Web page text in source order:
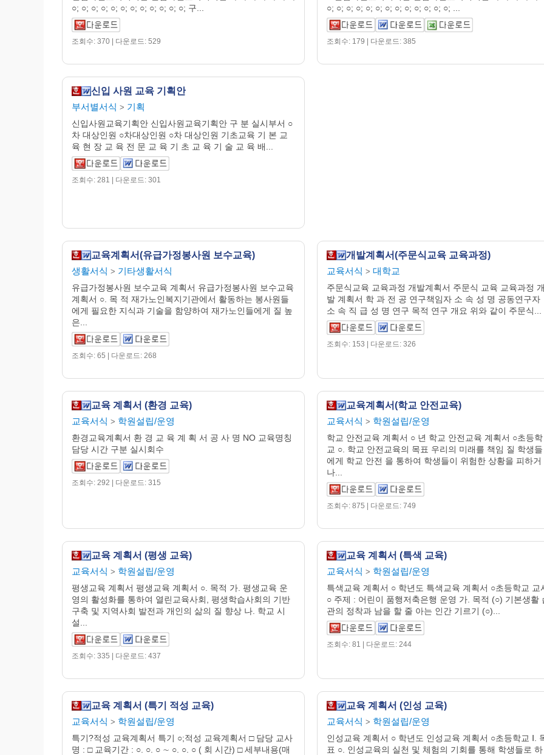
○; ○; ○; ○; ○; ○; ○; ○; ○; ○; ○; ○; 구...
조회수: 370 | 다운로드: 529
○; ○; ○; ○; ○; ○; ○; ○; ○; ○; ○; ○; ○; ...
조회수: 179 | 다운로드: 385
신입 사원 교육 기획안
부서별서식 > 기획
신입사원교육기획안 신입사원교육기획안 구 분 실시부서 ○
차 대상인원 ○차대상인원 ○차 대상인원 기초교육 기 본 교
육 현 장 교 육 전 문 교 육 기 초 교 육 기 술 교 육 배...
조회수: 281 | 다운로드: 301
교육계획서(유급가정봉사원 보수교육)
생활서식 > 기타생활서식
유급가정봉사원 보수교육 계획서 유급가정봉사원 보수교육
계획서 ○. 목 적 재가노인복지기관에서 활동하는 봉사원들
에게 필요한 지식과 기술을 함양하여 재가노인들에게 질 높
은...
조회수: 65 | 다운로드: 268
개발계획서(주문식교육 교육과정)
교육서식 > 대학교
주문식교육 교육과정 개발계획서 주문식 교육 교육과정 개
발 계획서 학 과 전 공 연구책임자 소 속 성 명 공동연구자
소 속 직 급 성 명 연구 목적 연구 개요 위와 같이 주문식...
조회수: 153 | 다운로드: 326
교육 계획서 (환경 교육)
교육서식 > 학원설립/운영
환경교육계획서 환 경 교 육 계 획 서 공 사 명 NO 교육명칭
담당 시간 구분 실시회수
조회수: 292 | 다운로드: 315
교육계획서(학교 안전교육)
교육서식 > 학원설립/운영
학교 안전교육 계획서 ○ 년 학교 안전교육 계획서 ○초등학
교 ○. 학교 안전교육의 목표 우리의 미래를 책임 질 학생들
에게 학교 안전 을 통하여 학생들이 위험한 상황을 피하거
나...
조회수: 875 | 다운로드: 749
교육 계획서 (평생 교육)
교육서식 > 학원설립/운영
평생교육 계획서 평생교육 계획서 ○. 목적 가. 평생교육 운
영의 활성화를 통하여 열린교육사회, 평생학습사회의 기반
구축 및 지역사회 발전과 개인의 삶의 질 향상 나. 학교 시
설...
조회수: 335 | 다운로드: 437
교육 계획서 (특색 교육)
교육서식 > 학원설립/운영
특색교육 계획서 ○ 학년도 특색교육 계획서 ○초등학교 교
○ 주제 : 어린이 품행저축은행 운영 가. 목적 (○) 기본생활
관의 정착과 남을 할 줄 아는 인간 기르기 (○)...
조회수: 81 | 다운로드: 244
교육 계획서 (특기 적성 교육)
교육서식 > 학원설립/운영
특기?적성 교육계획서 특기 ○;적성 교육계획서 □ 담당 교사
명 : □ 교육기간 : ○. ○. ○ ∼ ○. ○. ○ ( 회 시간) □ 세부내용(매
교육 계획서 (인성 교육)
교육서식 > 학원설립/운영
인성교육 계획서 ○ 학년도 인성교육 계획서 ○초등학교 Ⅰ.
표 ○. 인성교육의 실천 및 체험의 기회를 통해 학생들로 하